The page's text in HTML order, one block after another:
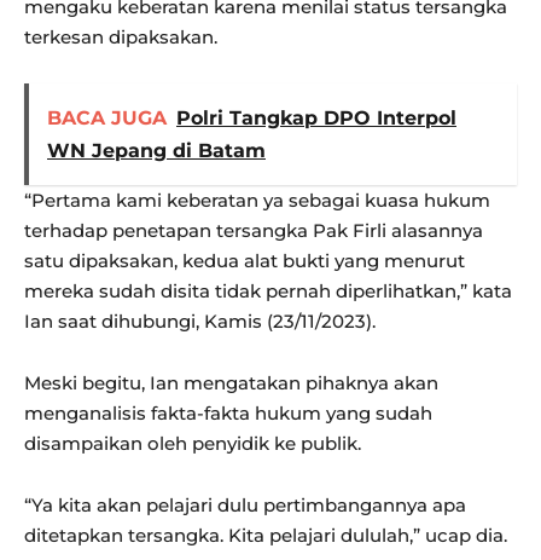
mengaku keberatan karena menilai status tersangka
terkesan dipaksakan.
BACA JUGA Polri Tangkap DPO Interpol
WN Jepang di Batam
“Pertama kami keberatan ya sebagai kuasa hukum
terhadap penetapan tersangka Pak Firli alasannya
satu dipaksakan, kedua alat bukti yang menurut
mereka sudah disita tidak pernah diperlihatkan,” kata
Ian saat dihubungi, Kamis (23/11/2023).
Meski begitu, Ian mengatakan pihaknya akan
menganalisis fakta-fakta hukum yang sudah
disampaikan oleh penyidik ke publik.
“Ya kita akan pelajari dulu pertimbangannya apa
ditetapkan tersangka. Kita pelajari dululah,” ucap dia.